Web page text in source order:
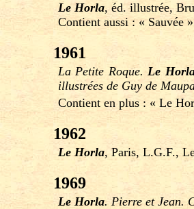
Le Horla, éd. illustrée,
Contient aussi : « Sauvée
1961
La Petite Roque.Le
illustrées de Guy de
Contient en plus : « Le
1962
Le Horla, Paris, L.G.F.,
1969
Le Horla. Pierre et Jean.